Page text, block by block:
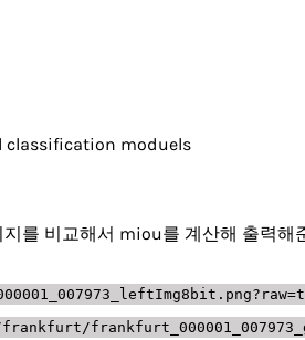
classification moduels
를 비교해서 miou를 계산해 출력해